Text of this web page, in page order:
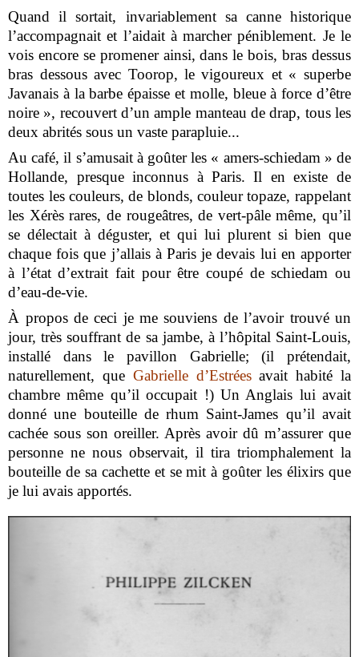
Quand il sortait, invariablement sa canne historique
l’accompagnait et l’aidait à marcher péniblement. Je le
vois encore se promener ainsi, dans le bois, bras dessus
bras dessous avec Toorop, le vigoureux et « superbe
Javanais à la barbe épaisse et molle, bleue à force d’être
noire », recouvert d’un ample manteau de drap, tous les
deux abrités sous un vaste parapluie...
Au café, il s’amusait à goûter les « amers-schiedam » de
Hollande, presque inconnus à Paris. Il en existe de
toutes les couleurs, de blonds, couleur topaze, rappelant
les Xérès rares, de rougeâtres, de vert-pâle même, qu’il
se délectait à déguster, et qui lui plurent si bien que
chaque fois que j’allais à Paris je devais lui en apporter
à l’état d’extrait fait pour être coupé de schiedam ou
d’eau-de-vie.
À propos de ceci je me souviens de l’avoir trouvé un
jour, très souffrant de sa jambe, à l’hôpital Saint-Louis,
installé dans le pavillon Gabrielle; (il prétendait,
naturellement, que Gabrielle d’Estréesavait habité la
chambre même qu’il occupait !) Un Anglais lui avait
donné une bouteille de rhum Saint-James qu’il avait
cachée sous son oreiller. Après avoir dû m’assurer que
personne ne nous observait, il tira triomphalement la
bouteille de sa cachette et se mit à goûter les élixirs que
je lui avais apportés.